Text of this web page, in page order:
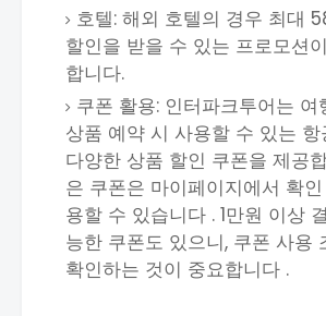
호텔: 해외 호텔의 경우 최대
할인을 받을 수 있는 프로모션
합니다.
쿠폰 활용: 인터파크투어는
상품 예약 시 사용할 수 있는
다양한 상품 할인 쿠폰을 제공
은 쿠폰은 마이페이지에서 확
용할 수 있습니다 . 1만원 이상
능한 쿠폰도 있으니, 쿠폰 사용
확인하는 것이 중요합니다 .